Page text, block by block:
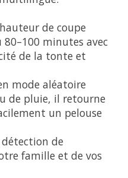
de coupe
minutes avec
de la tonte et
mode aléatoire
de pluie, il retourne
un pelouse
détection de
famille et de vos